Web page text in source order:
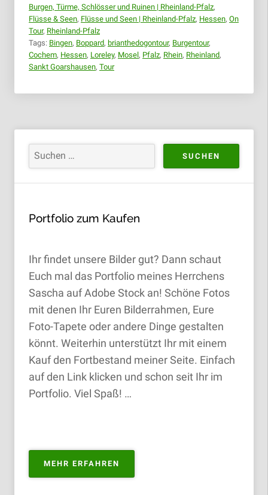
Burgen, Türme, Schlösser und Ruinen | Rheinland-Pfalz,
Flüsse & Seen, Flüsse und Seen | Rheinland-Pfalz, Hessen, On
Tour, Rheinland-Pfalz
Tags: Bingen, Boppard, brianthedogontour, Burgentour,
Cochem, Hessen, Loreley, Mosel, Pfalz, Rhein, Rheinland,
Sankt Goarshausen, Tour
Portfolio zum Kaufen
Ihr findet unsere Bilder gut? Dann schaut
Euch mal das Portfolio meines Herrchens
Sascha auf Adobe Stock an! Schöne Fotos
mit denen Ihr Euren Bilderrahmen, Eure
Foto-Tapete oder andere Dinge gestalten
könnt. Weiterhin unterstützt Ihr mit einem
Kauf den Fortbestand meiner Seite. Einfach
auf den Link klicken und schon seit Ihr im
Portfolio. Viel Spaß! …
MEHR ERFAHREN
ZUM